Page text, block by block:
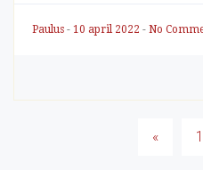
Paulus - 10 april 2022 - No
« 1